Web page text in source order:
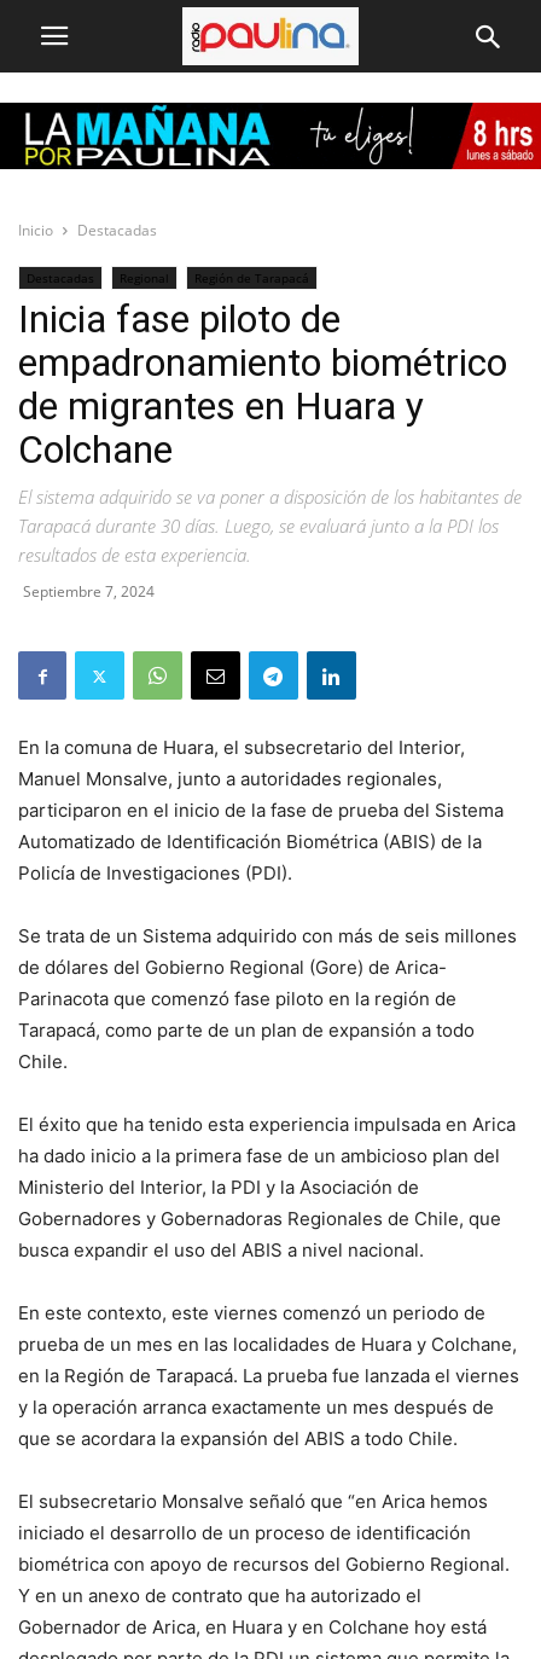
Inicio Destacadas
Destacadas Regional Región de Tarapacá
Inicia fase piloto de
empadronamiento biométrico
de migrantes en Huara y
Colchane
El sistema adquirido se va poner a disposición de los habitantes de
Tarapacá durante 30 días. Luego, se evaluará junto a la PDI los
resultados de esta experiencia.
Septiembre 7, 2024
En la comuna de Huara, el subsecretario del Interior,
Manuel Monsalve, junto a autoridades regionales,
participaron en el inicio de la fase de prueba del Sistema
Automatizado de Identificación Biométrica (ABIS) de la
Policía de Investigaciones (PDI).
Se trata de un Sistema adquirido con más de seis millones
de dólares del Gobierno Regional (Gore) de Arica-
Parinacota que comenzó fase piloto en la región de
Tarapacá, como parte de un plan de expansión a todo
Chile.
El éxito que ha tenido esta experiencia impulsada en Arica
ha dado inicio a la primera fase de un ambicioso plan del
Ministerio del Interior, la PDI y la Asociación de
Gobernadores y Gobernadoras Regionales de Chile, que
busca expandir el uso del ABIS a nivel nacional.
En este contexto, este viernes comenzó un periodo de
prueba de un mes en las localidades de Huara y Colchane,
en la Región de Tarapacá. La prueba fue lanzada el viernes
y la operación arranca exactamente un mes después de
que se acordara la expansión del ABIS a todo Chile.
El subsecretario Monsalve señaló que “en Arica hemos
iniciado el desarrollo de un proceso de identificación
biométrica con apoyo de recursos del Gobierno Regional.
Y en un anexo de contrato que ha autorizado el
Gobernador de Arica, en Huara y en Colchane hoy está